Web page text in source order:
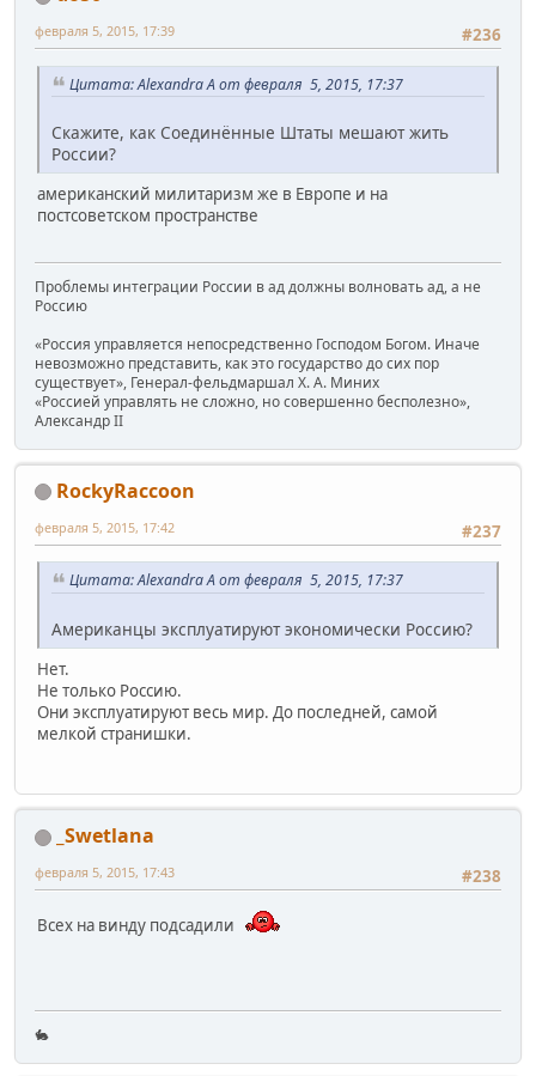
#236
февраля 5, 2015, 17:39
Цитата: Alexandra A от февраля 5, 2015, 17:37
Скажите, как Соединённые Штаты мешают жить
России?
американский милитаризм же в Европе и на
постсоветском пространстве
Проблемы интеграции России в ад должны волновать ад, а не
Россию
«Россия управляется непосредственно Господом Богом. Иначе
невозможно представить, как это государство до сих пор
существует», Генерал-фельдмаршал Х. А. Миних
«Россией управлять не сложно, но совершенно бесполезно»,
Александр II
RockyRaccoon
#237
февраля 5, 2015, 17:42
Цитата: Alexandra A от февраля 5, 2015, 17:37
Американцы эксплуатируют экономически Россию?
Нет.
Не только Россию.
Они эксплуатируют весь мир. До последней, самой
мелкой странишки.
_Swetlana
#238
февраля 5, 2015, 17:43
Всех на винду подсадили
🐇